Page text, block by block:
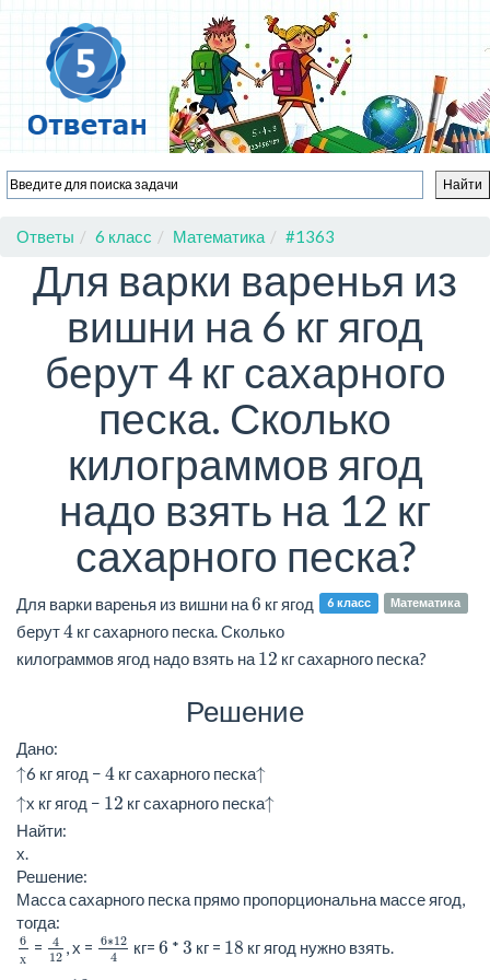
Ответы 6 класс Математика #1363
Для варки варенья из
вишни на 6 кг ягод
берут 4 кг сахарного
песка. Сколько
килограммов ягод
надо взять на 12 кг
сахарного песка?
6 класс Математика
Для варки варенья из вишни на6 кг ягод
берут4 кг сахарного песка. Сколько
килограммов ягод надо взять на 12 кг сахарного песка?
Решение
Дано:
↑
↑6 кг ягод − 4 кг сахарного песка↑
↑
↑
↑х кг ягод − 12 кг сахарного песка↑
↑
Найти:
х.
Решение:
Масса сахарного песка прямо пропорциональна массе ягод,
тогда:
6
х
6х
=
4
12
412
, х = 6∗12
4
6∗12
кг= 6 * 3 кг = 18 кг ягод нужно взять.